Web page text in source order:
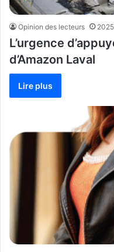
Opinion des lecteurs
L’urgence
d’Amazon Laval
Lire plus